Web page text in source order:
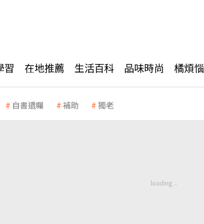
習 在地推薦 生活百科 品味時尚 橘煩惱
自書遺囑 補助 獨老